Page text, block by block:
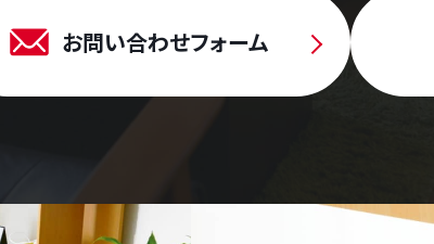
お問い合わせフォーム